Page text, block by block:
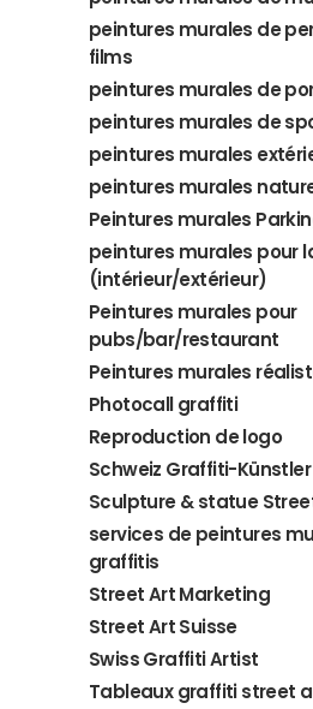
peintures murales de
films
peintures murales de
peintures murales de
peintures murales
peintures murales
Peintures murales
peintures murales pour
(intérieur/extérieur)
Peintures murales pour
pubs/bar/restaurant
Peintures murales
Photocall graffiti
Reproduction de logo
Schweiz Graffiti-Künstler
Sculpture & statue
services de peintures
graffitis
Street Art Marketing
Street Art Suisse
Swiss Graffiti Artist
Tableaux graffiti street